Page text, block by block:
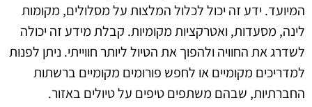
המיועד. ידע זה יכול לכלול המלצות על מסלולים, מקומות
לינה, מסעדות, ואטרקציות מקומיות. קבלת מידע זה יכולה
לשדרג את החוויה ולהפוך את הטיול ליותר חווייתי. ניתן לפנות
למדריכים מקומיים או לחפש פורומים מקומיים ברשתות
החברתיות, שבהם משתפים טיפים על טיולים באזור.